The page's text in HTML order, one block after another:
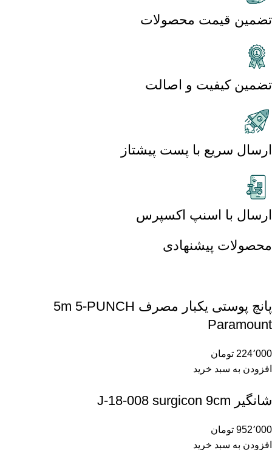
تضمین قیمت محصولات
تضمین کیفیت و اصالت
ارسال سریع با پست پیشتاز
ارسال با اسنپ اکسپرس
محصولات پیشنهادی
پانچ پوستی یکبار مصرف 5m 5-PUNCH
Paramount
224٬000 تومان
افزودن به سبد خرید
شانگیر J-18-008 surgicon 9cm
952٬000 تومان
افزودن به سبد خرید